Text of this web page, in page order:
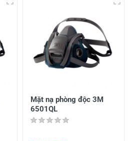
Mặt nạ phòng độc 3M
6501QL